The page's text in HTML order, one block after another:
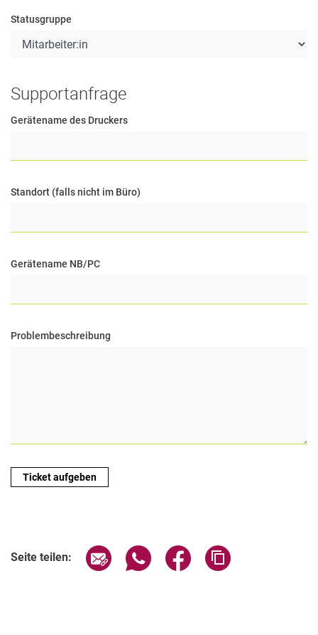
Statusgruppe
Supportanfrage
Gerätename des Druckers
Standort (falls nicht im Büro)
Gerätename NB/PC
Problembeschreibung
Seite teilen: Seite über E-Mail teilen
Seite über WhatsApp teilen
Seite über Facebook